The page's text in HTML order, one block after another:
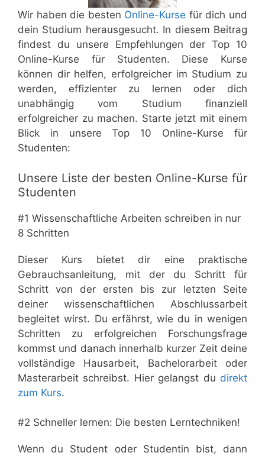
Wir haben die besten Online-Kurse für dich und
dein Studium herausgesucht. In diesem Beitrag
findest du unsere Empfehlungen der Top 10
Online-Kurse für Studenten. Diese Kurse
können dir helfen, erfolgreicher im Studium zu
werden, effizienter zu lernen oder dich
unabhängig vom Studium finanziell
erfolgreicher zu machen. Starte jetzt mit einem
Blick in unsere Top 10 Online-Kurse für
Studenten:
Unsere Liste der besten Online-Kurse für
Studenten
#1 Wissenschaftliche Arbeiten schreiben in nur
8 Schritten
Dieser Kurs bietet dir eine praktische
Gebrauchsanleitung, mit der du Schritt für
Schritt von der ersten bis zur letzten Seite
deiner wissenschaftlichen Abschlussarbeit
begleitet wirst. Du erfährst, wie du in wenigen
Schritten zu erfolgreichen Forschungsfrage
kommst und danach innerhalb kurzer Zeit deine
vollständige Hausarbeit, Bachelorarbeit oder
Masterarbeit schreibst. Hier gelangst du direkt
zum Kurs.
#2 Schneller lernen: Die besten Lerntechniken!
Wenn du Student oder Studentin bist, dann